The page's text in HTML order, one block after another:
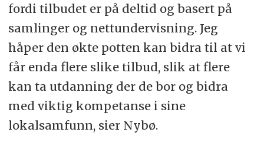
fordi tilbudet er på deltid og basert på
samlinger og nettundervisning. Jeg
håper den økte potten kan bidra til at vi
får enda flere slike tilbud, slik at flere
kan ta utdanning der de bor og bidra
med viktig kompetanse i sine
lokalsamfunn, sier Nybø.